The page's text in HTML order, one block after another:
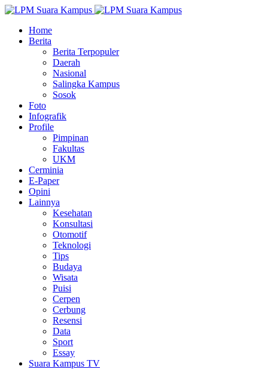
Home
Berita
Berita Terpopuler
Daerah
Nasional
Salingka Kampus
Sosok
Foto
Infografik
Profile
Pimpinan
Fakultas
UKM
Cerminia
E-Paper
Opini
Lainnya
Kesehatan
Konsultasi
Otomotif
Teknologi
Tips
Budaya
Wisata
Puisi
Cerpen
Cerbung
Resensi
Data
Sport
Essay
Suara Kampus TV